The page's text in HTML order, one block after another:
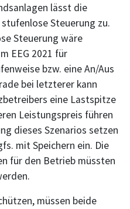
lässt die
Steuerung zu.
Steuerung wäre
EEG 2021 für
bzw. eine An/Aus
bei letzterer kann
eine Lastspitze
Leistungspreis führen
dieses Szenarios setzen
mit Speichern ein. Die
für den Betrieb müssten
müssen beide